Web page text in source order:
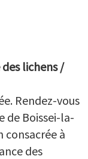
lichens /
Rendez-vous
de Boissei-la-
consacrée à
des